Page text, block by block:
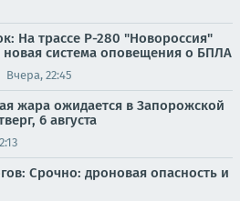
На трассе Р-280 "Новороссия"
новая система оповещения о БПЛА
Вчера, 22:45
жара ожидается в Запорожской
6 августа
Срочно: дроновая опасность и